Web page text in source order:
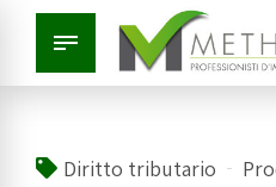
Diritto tributario